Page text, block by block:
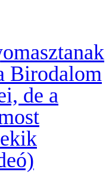
Birodalom
de a